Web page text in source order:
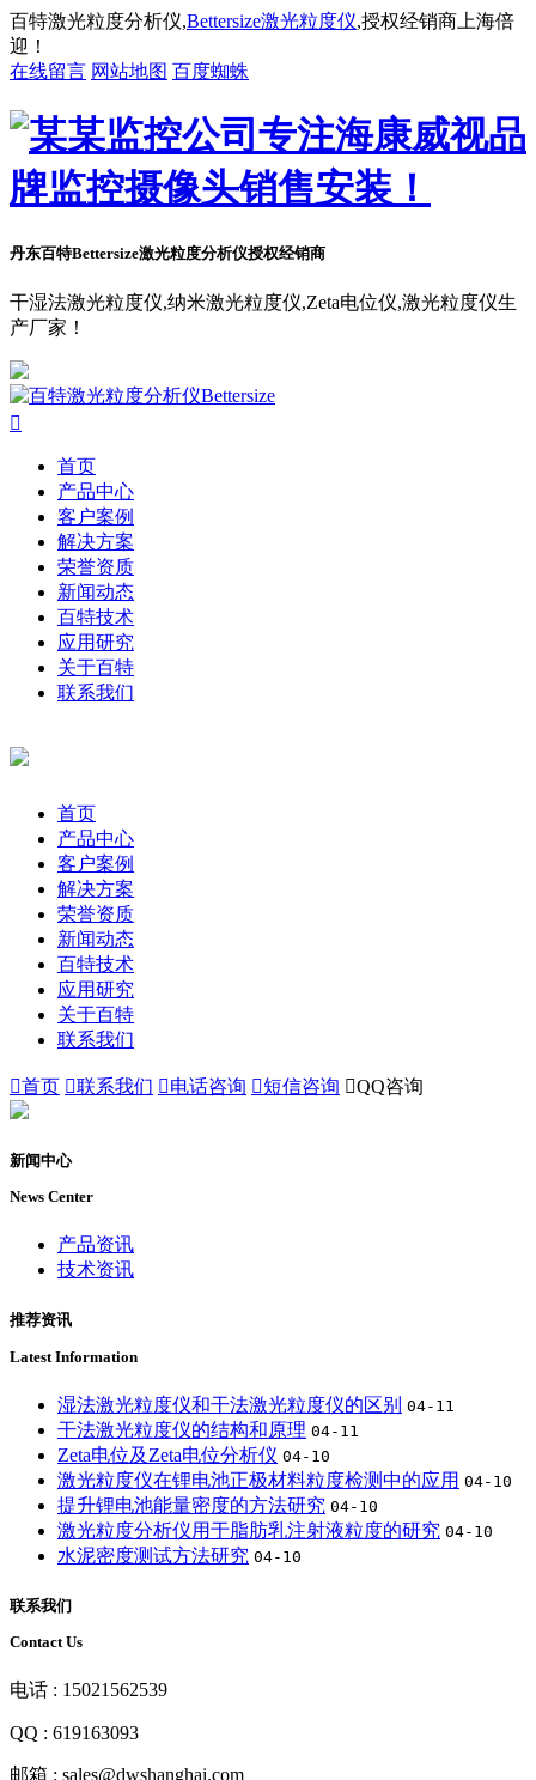
百特激光粒度分析仪,Bettersize激光粒度仪,授权经销商上海倍
迎！
在线留言 网站地图 百度蜘蛛
丹东百特Bettersize激光粒度分析仪授权经销商
干湿法激光粒度仪,纳米激光粒度仪,Zeta电位仪,激光粒度仪生
产厂家！

首页
产品中心
客户案例
解决方案
荣誉资质
新闻动态
百特技术
应用研究
关于百特
联系我们
首页
产品中心
客户案例
解决方案
荣誉资质
新闻动态
百特技术
应用研究
关于百特
联系我们
首页 联系我们 电话咨询 短信咨询 QQ咨询
新闻中心
News Center
产品资讯
技术资讯
推荐资讯
Latest Information
湿法激光粒度仪和干法激光粒度仪的区别 04-11
干法激光粒度仪的结构和原理 04-11
Zeta电位及Zeta电位分析仪 04-10
激光粒度仪在锂电池正极材料粒度检测中的应用 04-10
提升锂电池能量密度的方法研究 04-10
激光粒度分析仪用于脂肪乳注射液粒度的研究 04-10
水泥密度测试方法研究 04-10
联系我们
Contact Us
电话 : 15021562539
QQ : 619163093
邮箱 : sales@dwshanghai.com